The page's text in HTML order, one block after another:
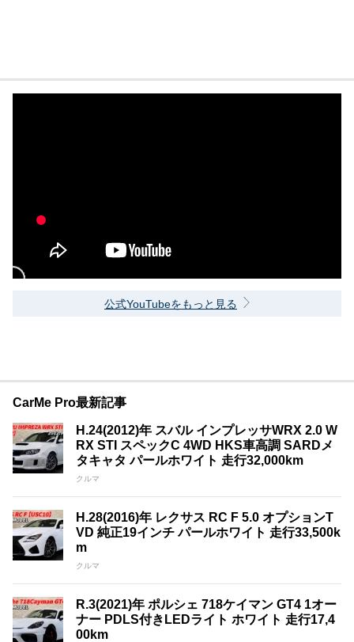
公式YouTubeをもっと見る
CarMe Pro最新記事
H.24(2012)年 スバル インプレッサWRX 2.0 W
RX STI スペックC 4WD HKS車高調 SARDメ
タキャタ パールホワイト 走行32,000km
クルマ
H.28(2016)年 レクサス RC F 5.0 オプションT
VD 純正19インチ パールホワイト 走行33,500k
m
クルマ
R.3(2021)年 ポルシェ 718ケイマン GT4 1オー
ナー PDLS付きLEDライト ホワイト 走行17,4
00km